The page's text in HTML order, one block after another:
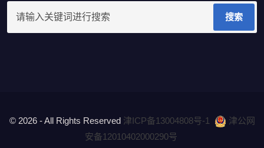
搜索
© 2026 - All Rights Reserved 津ICP备13004808号-1
津公网
安备12010402000290号